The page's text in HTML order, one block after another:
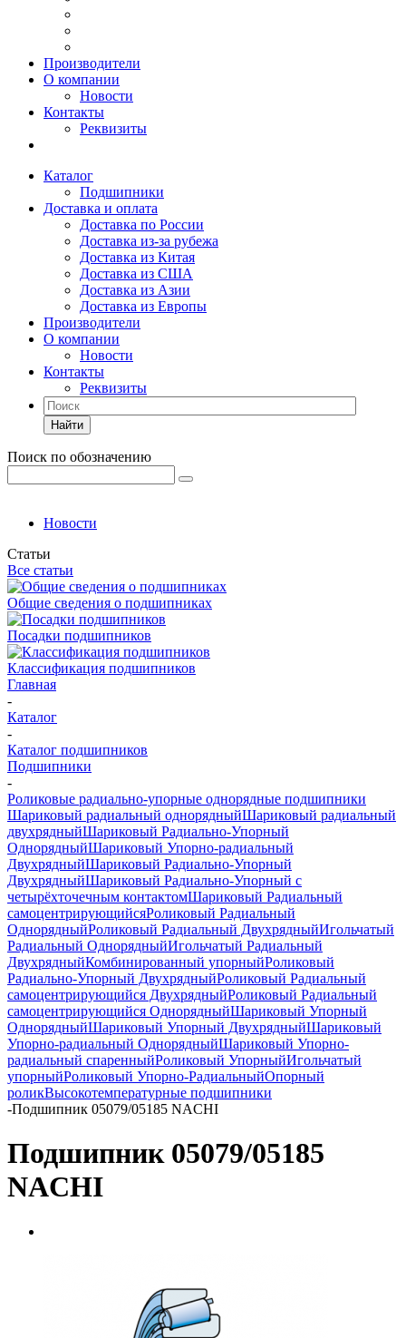
Производители
О компании
Новости
Контакты
Реквизиты
Каталог
Подшипники
Доставка и оплата
Доставка по России
Доставка из-за рубежа
Доставка из Китая
Доставка из США
Доставка из Азии
Доставка из Европы
Производители
О компании
Новости
Контакты
Реквизиты
Найти
Поиск по обозначению
Новости
Статьи
Все статьи
Общие сведения о подшипниках
Посадки подшипников
Классификация подшипников
Главная
-
Каталог
-
Каталог подшипников
Подшипники
-
Роликовые радиально-упорные однорядные подшипники
Шариковый радиальный однорядныйШариковый радиальный
двухрядныйШариковый Радиально-Упорный
ОднорядныйШариковый Упорно-радиальный
ДвухрядныйШариковый Радиально-Упорный
ДвухрядныйШариковый Радиально-Упорный с
четырёхточечным контактомШариковый Радиальный
самоцентрирующийсяРоликовый Радиальный
ОднорядныйРоликовый Радиальный ДвухрядныйИгольчатый
Радиальный ОднорядныйИгольчатый Радиальный
ДвухрядныйКомбинированный упорныйРоликовый
Радиально-Упорный ДвухрядныйРоликовый Радиальный
самоцентрирующийся ДвухрядныйРоликовый Радиальный
самоцентрирующийся ОднорядныйШариковый Упорный
ОднорядныйШариковый Упорный ДвухрядныйШариковый
Упорно-радиальный ОднорядныйШариковый Упорно-
радиальный спаренныйРоликовый УпорныйИгольчатый
упорныйРоликовый Упорно-РадиальныйОпорный
роликВысокотемпературные подшипники
-Подшипник 05079/05185 NACHI
Подшипник 05079/05185
NACHI